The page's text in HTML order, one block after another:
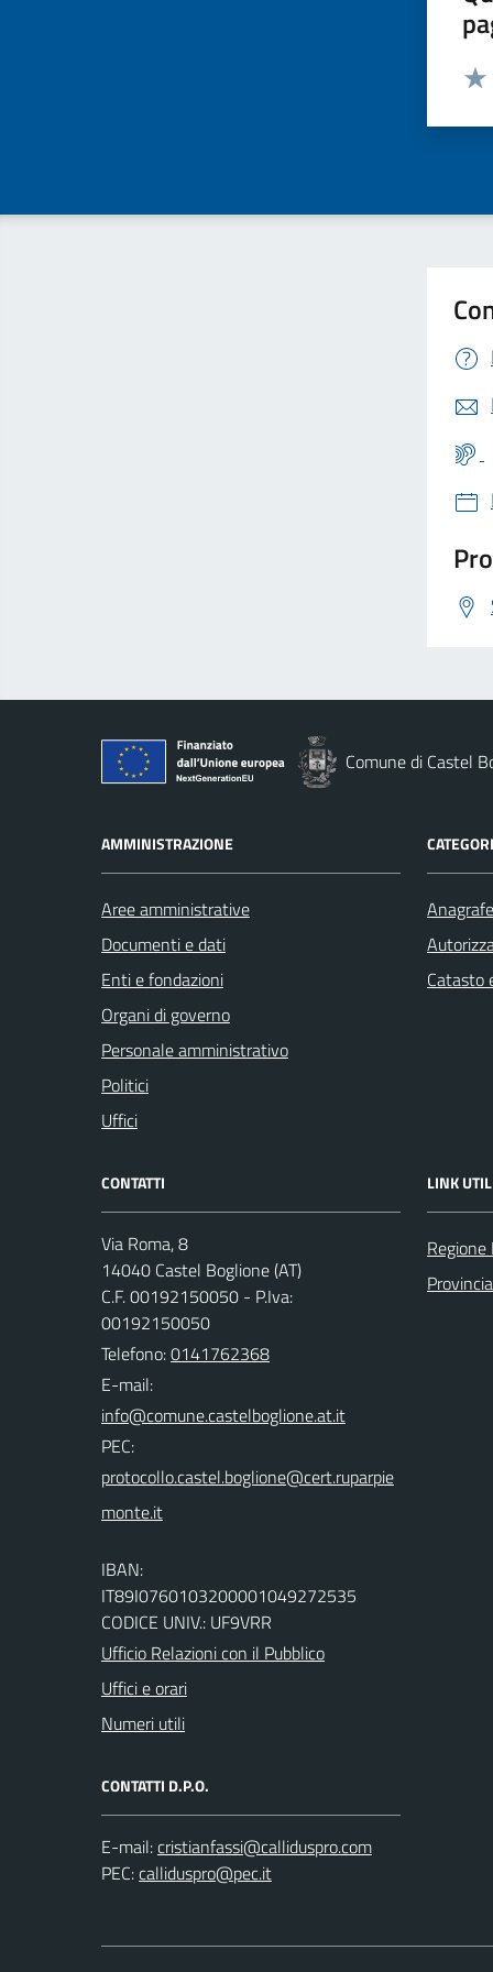
Comune di Castel
AMMINISTRAZIONE
Aree amministrative
Documenti e dati
Enti e fondazioni
Organi di governo
Personale amministrativo
Politici
Uffici
Catasto
CONTATTI
Via Roma, 8
14040 Castel Boglione (AT)
C.F. 00192150050 - P.Iva:
00192150050
Telefono:0141762368
E-mail:
PEC:
IBAN:
IT89I0760103200001049272535
CODICE UNIV.: UF9VRR
Ufficio Relazioni con il Pubblico
Uffici e orari
Numeri utili
CONTATTI D.P.O.
E-mail:
PEC:
LINK